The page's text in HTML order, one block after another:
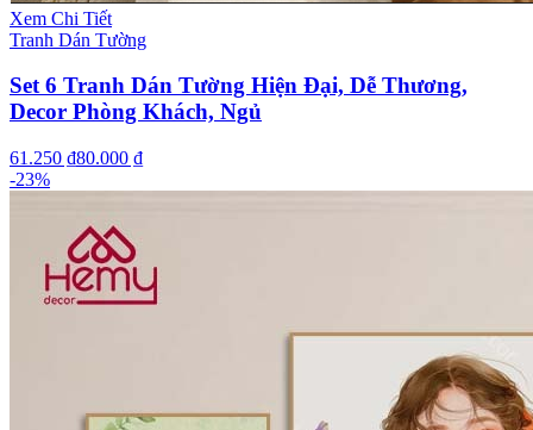
Xem Chi Tiết
Tranh Dán Tường
Set 6 Tranh Dán Tường Hiện Đại, Dễ Thương,
Decor Phòng Khách, Ngủ
61.250 ₫80.000 ₫
-23%